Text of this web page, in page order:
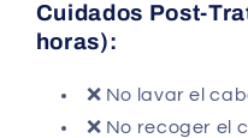
Cuidados Post-
horas):
❌ No lavar el
❌ No recoger el